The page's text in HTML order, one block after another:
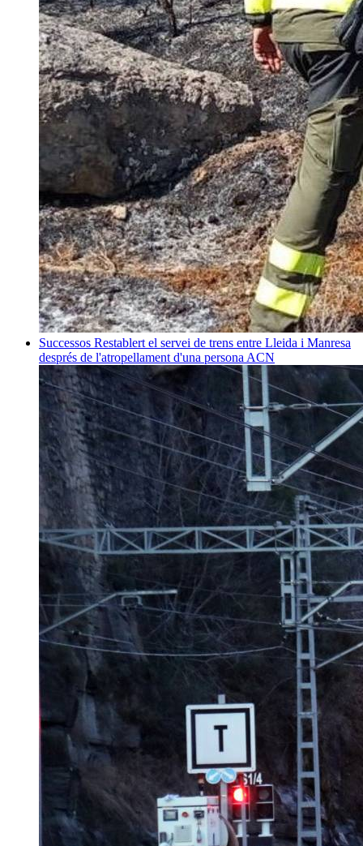
Successos Restablert el servei de trens entre Lleida i Manresa
després de l'atropellament d'una persona ACN